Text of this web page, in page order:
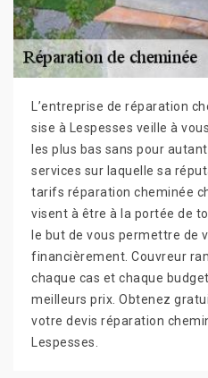
L’entreprise de réparation
sise à Lespesses veille à
les plus bas sans pour
services sur laquelle sa
tarifs réparation cheminée
visent à être à la portée de
le but de vous permettre de
financièrement. Couvreur
chaque cas et chaque
meilleurs prix. Obtenez
votre devis réparation
Lespesses.